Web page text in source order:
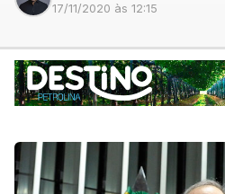
17/11/2020 às 12:15